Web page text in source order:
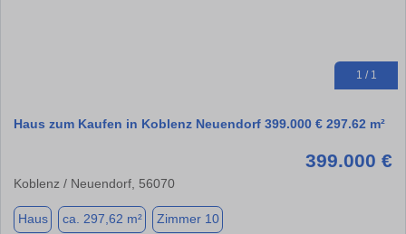
1 / 1
Haus zum Kaufen in Koblenz Neuendorf 399.000 € 297.62 m²
399.000 €
Koblenz / Neuendorf, 56070
Haus ca. 297,62 m² Zimmer 10